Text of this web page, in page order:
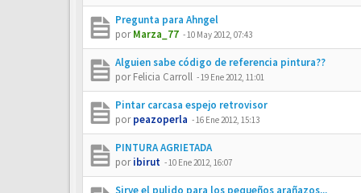
Pregunta para Ahngel
porMarza_77 -10 May 2012, 07:43
Alguien sabe código de referencia pintura??
porFelicia Carroll -19 Ene 2012, 11:01
Pintar carcasa espejo retrovisor
porpeazoperla -16 Ene 2012, 15:13
PINTURA AGRIETADA
poribirut -10 Ene 2012, 16:07
Sirve el pulido para los pequeños arañazos...